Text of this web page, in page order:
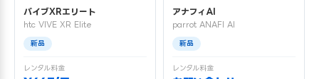
バイブXRエリート
htc VIVE XR Elite
新品
レンタル料金
アナフィAI
parrot ANAFI AI
新品
レンタル料金